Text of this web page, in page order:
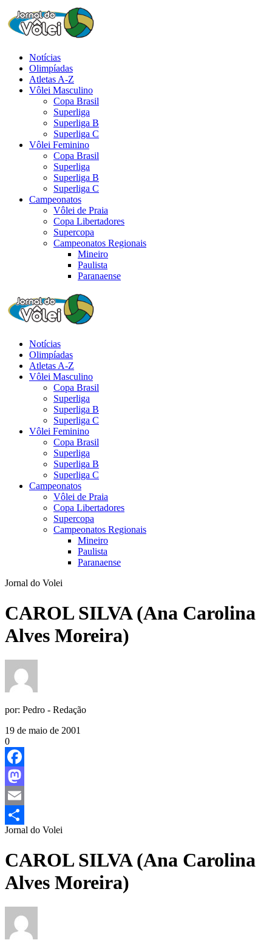
Notícias
Olimpíadas
Atletas A-Z
Vôlei Masculino
Copa Brasil
Superliga
Superliga B
Superliga C
Vôlei Feminino
Copa Brasil
Superliga
Superliga B
Superliga C
Campeonatos
Vôlei de Praia
Copa Libertadores
Supercopa
Campeonatos Regionais
Mineiro
Paulista
Paranaense
Notícias
Olimpíadas
Atletas A-Z
Vôlei Masculino
Copa Brasil
Superliga
Superliga B
Superliga C
Vôlei Feminino
Copa Brasil
Superliga
Superliga B
Superliga C
Campeonatos
Vôlei de Praia
Copa Libertadores
Supercopa
Campeonatos Regionais
Mineiro
Paulista
Paranaense
Jornal do Volei
CAROL SILVA (Ana Carolina
Alves Moreira)
por: Pedro - Redação
19 de maio de 2001
0
Facebook
Mastodon
Email
Share
Jornal do Volei
CAROL SILVA (Ana Carolina
Alves Moreira)